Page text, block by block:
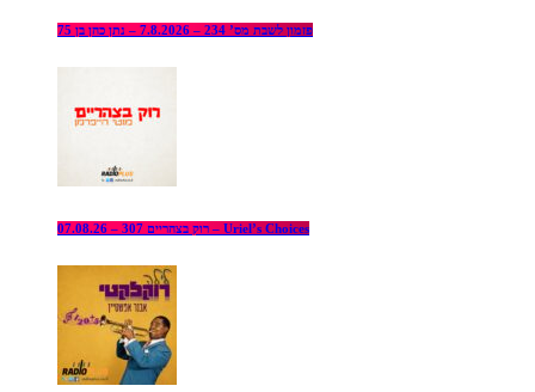
פזמון לשבת מס’ 234 – 7.8.2026 – נתן כהן בן 75
רוק בצהריים 307 – 07.08.26 – Uriel’s Choices